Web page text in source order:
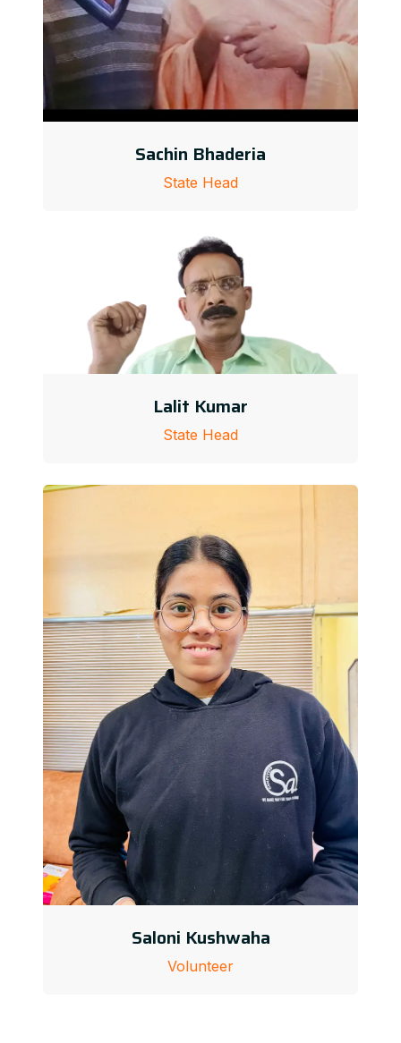
Sachin Bhaderia
State Head
Lalit Kumar
State Head
Saloni Kushwaha
Volunteer